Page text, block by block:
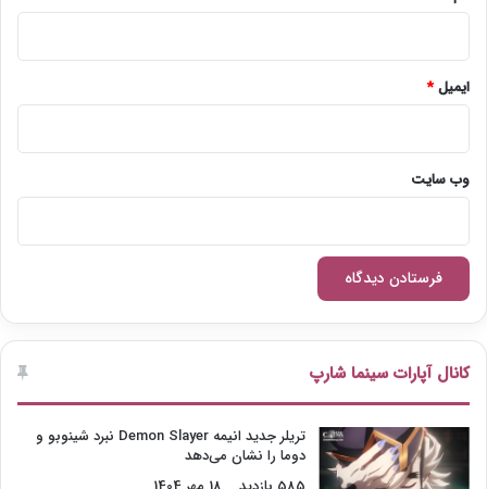
ایمیل*
وب‌ سایت
کانال آپارات سینما شارپ
تریلر جدید انیمه Demon Slayer نبرد شینوبو و
دوما را نشان می‌دهد